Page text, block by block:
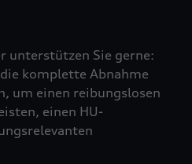
unterstützen Sie gerne:
komplette Abnahme
um einen reibungslosen
einen HU-